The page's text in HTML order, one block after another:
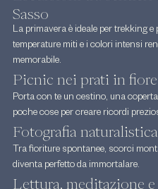
Sasso
La primavera è ideale per trekking
temperature miti e i colori intensi
memorabile.
Picnic nei prati in fiore
Porta con te un cestino, una
poche cose per creare ricordi
Fotografia naturalistica
Tra fioriture spontanee, scorci
diventa perfetto da immortalare.
Lettura, meditazione e